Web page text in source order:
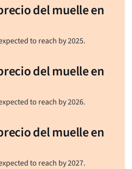
del muelle en
to reach by 2025.
del muelle en
to reach by 2026.
del muelle en
to reach by 2027.